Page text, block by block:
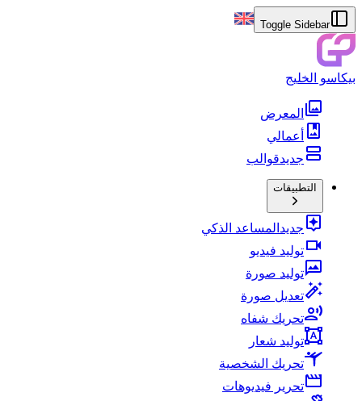
Toggle Sidebar
بيكاسو الخليج
المعرض
أعمالي
جديدقوالب
التطبيقات
جديد المساعد الذكي
توليد فيديو
توليد صورة
تعديل صورة
تحريك شفاه
توليد شعار
تحريك الشخصية
تحرير فيديوهات